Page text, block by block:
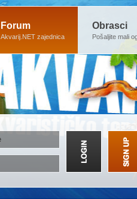
Forum
Akvarij.NET zajednica
Obrasci
Pošaljite mali